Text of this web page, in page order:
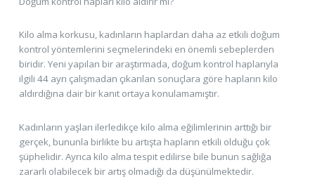
Kilo alma korkusu, kadınların haplardan daha az etkili doğum
kontrol yöntemlerini seçmelerindeki en önemli sebeplerden
biridir. Yeni yapılan bir araştırmada, doğum kontrol haplarıyla
ilgili 44 ayrı çalışmadan çıkarılan sonuçlara göre hapların kilo
aldırdığına dair bir kanıt ortaya konulamamıştır.
Kadınların yaşları ilerledikçe kilo alma eğilimlerinin arttığı bir
gerçek, bununla birlikte bu artışta hapların etkili olduğu çok
şüphelidir. Ayrıca kilo alma tespit edilirse bile bunun sağlığa
zararlı olabilecek bir artış olmadığı da düşünülmektedir.